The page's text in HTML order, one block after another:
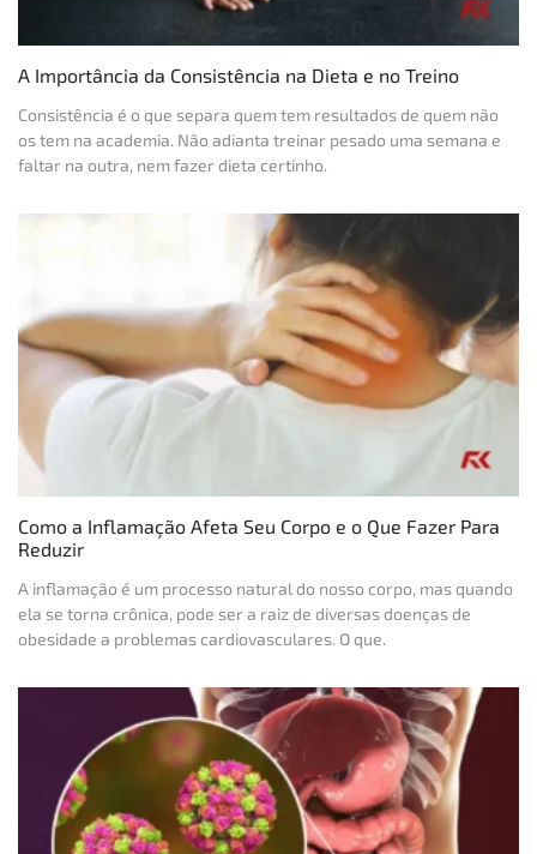
A Importância da Consistência na Dieta e no Treino
Consistência é o que separa quem tem resultados de quem não
os tem na academia. Não adianta treinar pesado uma semana e
faltar na outra, nem fazer dieta certinho.
Como a Inflamação Afeta Seu Corpo e o Que Fazer Para
Reduzir
A inflamação é um processo natural do nosso corpo, mas quando
ela se torna crônica, pode ser a raiz de diversas doenças de
obesidade a problemas cardiovasculares. O que.